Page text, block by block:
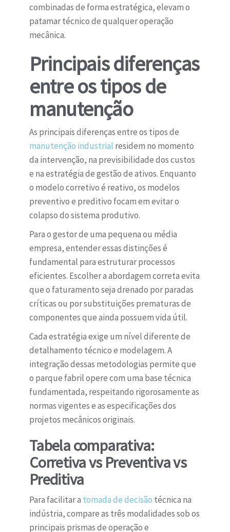
combinadas de forma estratégica, elevam o
patamar técnico de qualquer operação
mecânica.
Principais diferenças
entre os tipos de
manutenção
As principais diferenças entre os tipos de
manutenção industrial residem no momento
da intervenção, na previsibilidade dos custos
e na estratégia de gestão de ativos. Enquanto
o modelo corretivo é reativo, os modelos
preventivo e preditivo focam em evitar o
colapso do sistema produtivo.
Para o gestor de uma pequena ou média
empresa, entender essas distinções é
fundamental para estruturar processos
eficientes. Escolher a abordagem correta evita
que o faturamento seja drenado por paradas
críticas ou por substituições prematuras de
componentes que ainda possuem vida útil.
Cada estratégia exige um nível diferente de
detalhamento técnico e modelagem. A
integração dessas metodologias permite que
o parque fabril opere com uma base técnica
fundamentada, respeitando rigorosamente as
normas vigentes e as especificações dos
projetos mecânicos originais.
Tabela comparativa:
Corretiva vs Preventiva vs
Preditiva
Para facilitar a tomada de decisão técnica na
indústria, compare as três modalidades sob os
principais prismas de operação e